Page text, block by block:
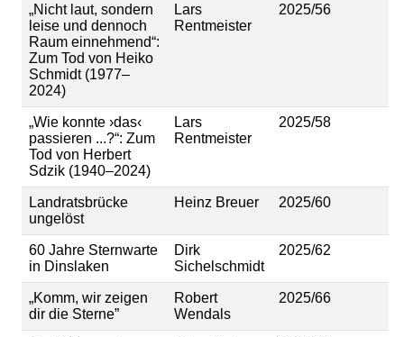
„Nicht laut, sondern
leise und dennoch
Raum einnehmend“:
Zum Tod von Heiko
Schmidt (1977–
2024)
Lars
Rentmeister
2025/56
„Wie konnte ›das‹
passieren ...?“: Zum
Tod von Herbert
Sdzik (1940–2024)
Lars
Rentmeister
2025/58
Landratsbrücke
ungelöst
Heinz Breuer 2025/60
60 Jahre Sternwarte
in Dinslaken
Dirk
Sichelschmidt
2025/62
„Komm, wir zeigen
dir die Sterne”
Robert
Wendals
2025/66